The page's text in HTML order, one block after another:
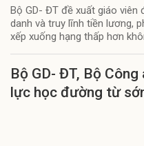
Bộ GD- ĐT đề xuất giáo viên
danh và truy lĩnh tiền lương,
xếp xuống hạng thấp hơn
Bộ GD- ĐT, Bộ
lực học đường từ